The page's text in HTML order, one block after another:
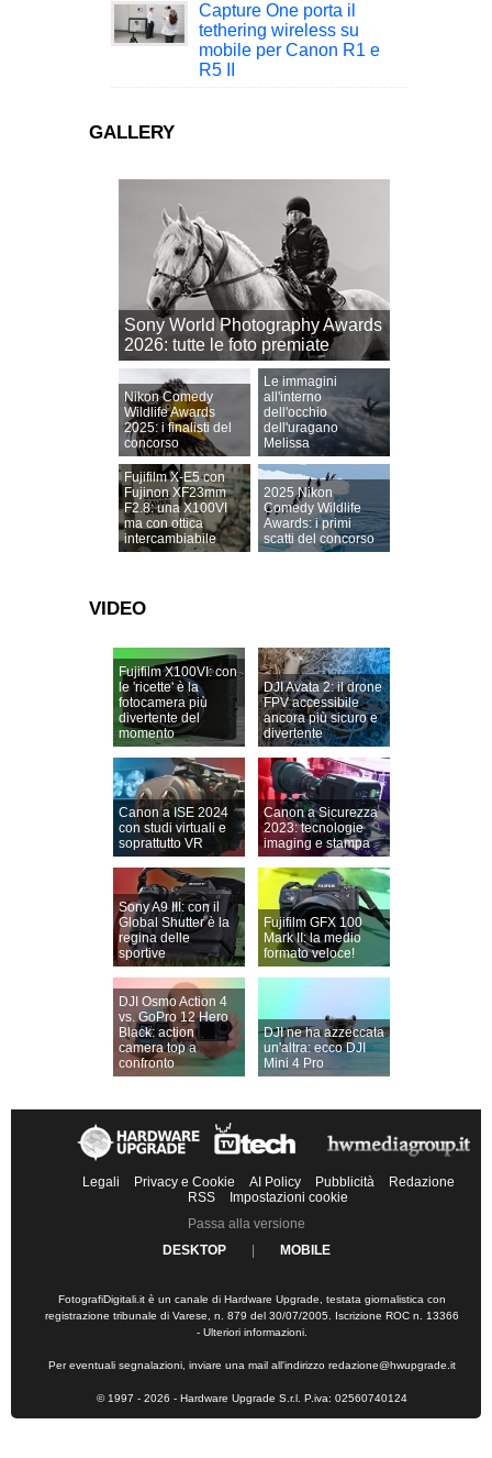
Capture One porta il
tethering wireless su
mobile per Canon R1 e
R5 II
GALLERY
Sony World Photography Awards
2026: tutte le foto premiate
Nikon Comedy
Wildlife Awards
2025: i finalisti del
concorso
Le immagini
all'interno
dell'occhio
dell'uragano
Melissa
Fujifilm X-E5 con
Fujinon XF23mm
F2.8: una X100VI
ma con ottica
intercambiabile
2025 Nikon
Comedy Wildlife
Awards: i primi
scatti del concorso
VIDEO
Fujifilm X100VI: con
le 'ricette' è la
fotocamera più
divertente del
momento
DJI Avata 2: il drone
FPV accessibile
ancora più sicuro e
divertente
Canon a ISE 2024
con studi virtuali e
soprattutto VR
Canon a Sicurezza
2023: tecnologie
imaging e stampa
Sony A9 III: con il
Global Shutter è la
regina delle
sportive
Fujifilm GFX 100
Mark II: la medio
formato veloce!
DJI Osmo Action 4
vs. GoPro 12 Hero
Black: action
camera top a
confronto
DJI ne ha azzeccata
un'altra: ecco DJI
Mini 4 Pro
Legali Privacy e Cookie AI Policy Pubblicità
Redazione
RSS
Impostazioni cookie
Passa alla versione
DESKTOP
MOBILE
FotografiDigitali.it è un canale di Hardware Upgrade, testata giornalistica con
registrazione tribunale di Varese, n. 879 del 30/07/2005. Iscrizione ROC n. 13366
- Ulteriori informazioni.
Per eventuali segnalazioni, inviare una mail all'indirizzo redazione@hwupgrade.it
© 1997 - 2026 - Hardware Upgrade S.r.l. P.iva: 02560740124